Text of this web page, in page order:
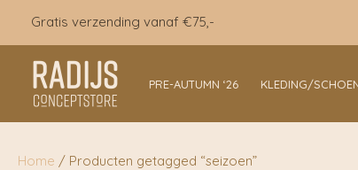
inhoud
Gratis verzending vanaf €75,-
PRE-AUTUMN ‘26 KLEDING/
Home / Producten getagged “seizoen”